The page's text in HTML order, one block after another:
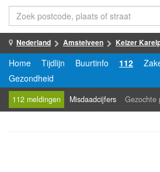
Nederland Amstelveen Keizer
Home Tijdlijn Buurtinfo 112
Gezondheid
112 meldingen Misdaadcijfers Gezochte